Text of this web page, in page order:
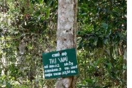
ương Hy Lạp cho biết nước
thị trường tín dụng theo kế
nợ.